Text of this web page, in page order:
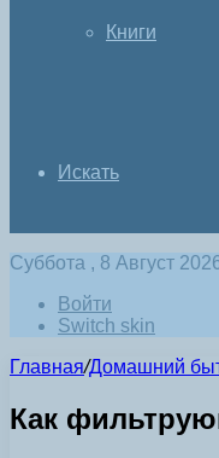
Книги
Искать
Суббота , 8 Август
Войти
Switch skin
Главная/Домашний
Как